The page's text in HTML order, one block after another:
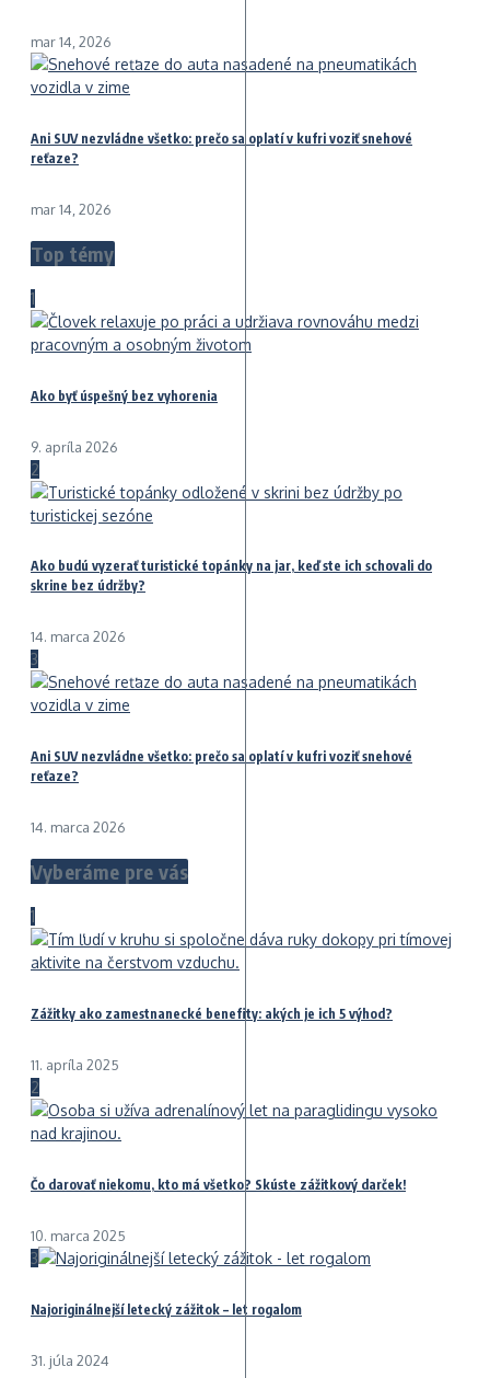
mar 14, 2026
Ani SUV nezvládne všetko: prečo sa oplatí v kufri voziť snehové
reťaze?
mar 14, 2026
Top témy
1
Ako byť úspešný bez vyhorenia
9. apríla 2026
2
Ako budú vyzerať turistické topánky na jar, keď ste ich schovali do
skrine bez údržby?
14. marca 2026
3
Ani SUV nezvládne všetko: prečo sa oplatí v kufri voziť snehové
reťaze?
14. marca 2026
Vyberáme pre vás
1
Zážitky ako zamestnanecké benefity: akých je ich 5 výhod?
11. apríla 2025
2
Čo darovať niekomu, kto má všetko? Skúste zážitkový darček!
10. marca 2025
3
Najoriginálnejší letecký zážitok – let rogalom
31. júla 2024